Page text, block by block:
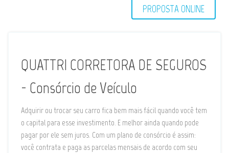
PROPOSTA ONLINE
QUATTRI CORRETORA DE SEGUROS
- Consórcio de Veículo
Adquirir ou trocar seu carro fica bem mais fácil quando você tem
o capital para esse investimento. E melhor ainda quando pode
pagar por ele sem juros. Com um plano de consórcio é assim:
você contrata e paga as parcelas mensais de acordo com seu